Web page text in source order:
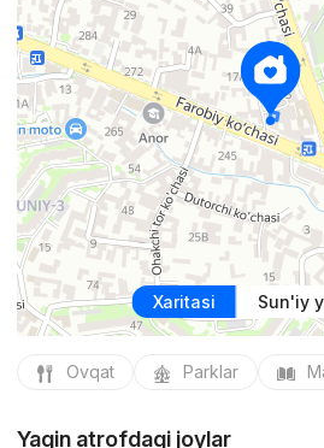
Xaritasi Sun'iy
Ovqat Parklar
Yaqin atrofdagi joylar